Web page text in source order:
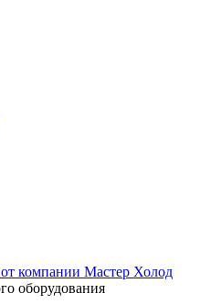
оборудования